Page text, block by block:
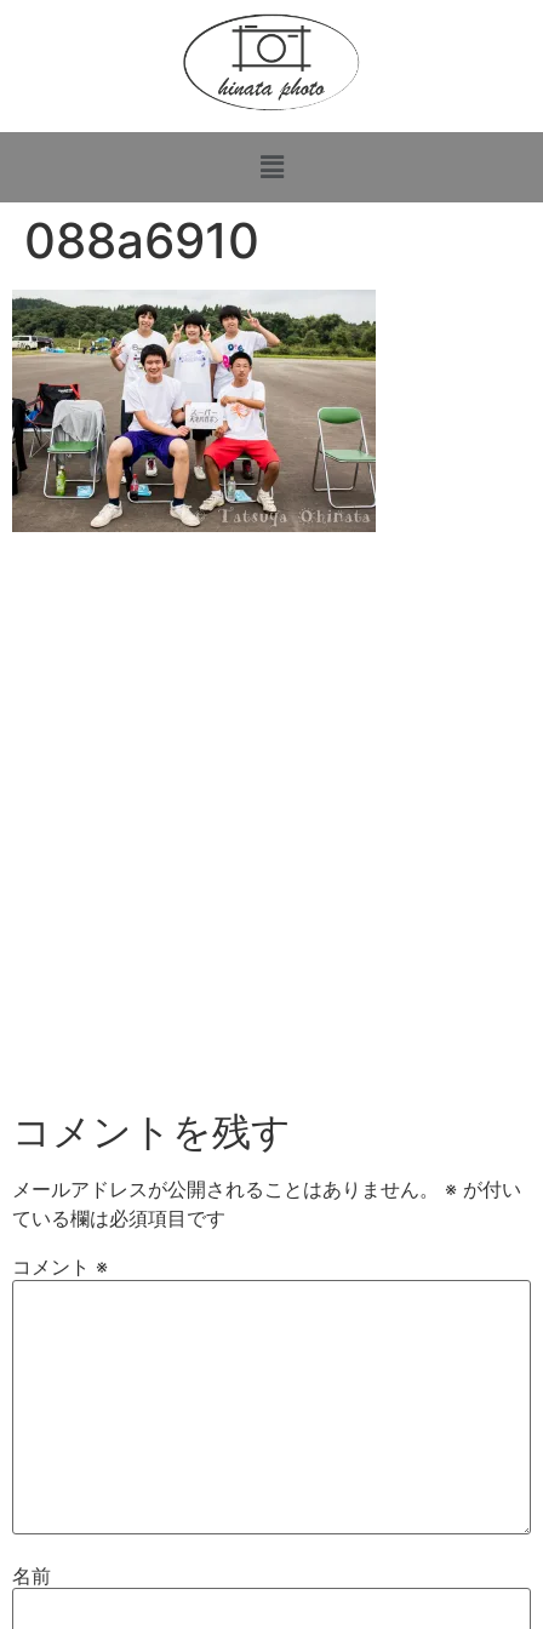
088a6910
コメントを残す
メールアドレスが公開されることはありません。 ※ が付い
ている欄は必須項目です
コメント ※
名前